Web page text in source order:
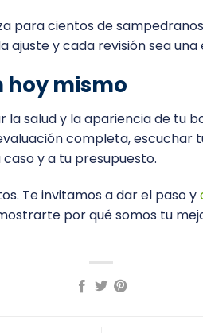
para cientos de
ajuste y cada revisión sea
mismo
salud y la apariencia de tu
completa,
y a tu presupuesto.
Te invitamos a dar el paso y
por qué somos tu